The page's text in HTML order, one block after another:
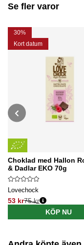
Se fler varor
30%
Kort datum
Choklad med Hallon
& Dadlar EKO 70g
Lovechock
53 kr
Ordinarie pris:
75 kr
KÖP NU